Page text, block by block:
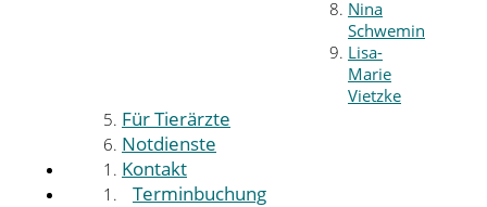
Nina
Schwemin
Lisa-
Marie
Vietzke
Für Tierärzte
Notdienste
Kontakt
Terminbuchung